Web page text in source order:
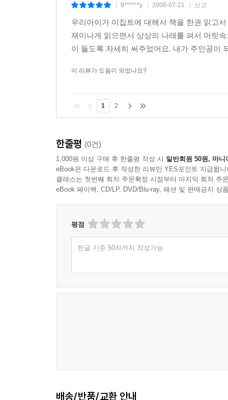
9******y 2008-07-21 신고
우리아이가 이집트에 대해서 책을 한권 읽고
재미나게 읽으면서 상상의 나래를 펴서 머릿
이 들도록 자세히 써주었어요. 내가 주인공이
이 리뷰가 도움이 되었나요?
1 2
한줄평 (0건)
1,000원 이상 구매 후 한줄평 작성 시 일반회원 50원, 마니
eBook은 다운로드 후 작성한 리뷰만 YES포인트 지급됩니
클래스는 첫번째 회차 주문확정 시점부터 마지막 회차 주
eBook 페이백, CD/LP, DVD/Blu-ray, 패션 및 판매금지 상
평점
한글 기준 50자까지 작성가능
배송/반품/교환 안내